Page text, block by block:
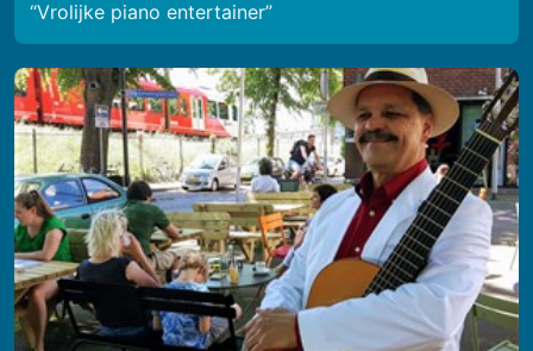
Vrolijke piano entertainer